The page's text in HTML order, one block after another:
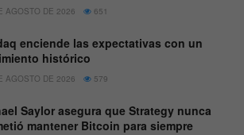
AGOSTO DE 2026 651
enciende las expectativas con un
histórico
AGOSTO DE 2026 579
Saylor asegura que Strategy nunca
mantener Bitcoin para siempre